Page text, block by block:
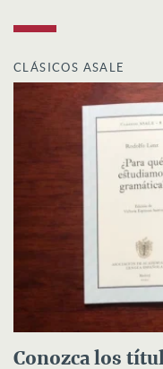
CLÁSICOS ASALE
Conozca los